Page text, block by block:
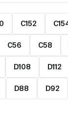
C152
C56 C58
D108 D112
D88 D92